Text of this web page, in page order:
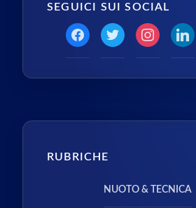
SEGUICI SUI SOCIAL
RUBRICHE
NUOTO & TECNICA